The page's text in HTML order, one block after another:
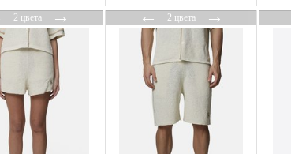
2 цвета→ ←2 цвета→